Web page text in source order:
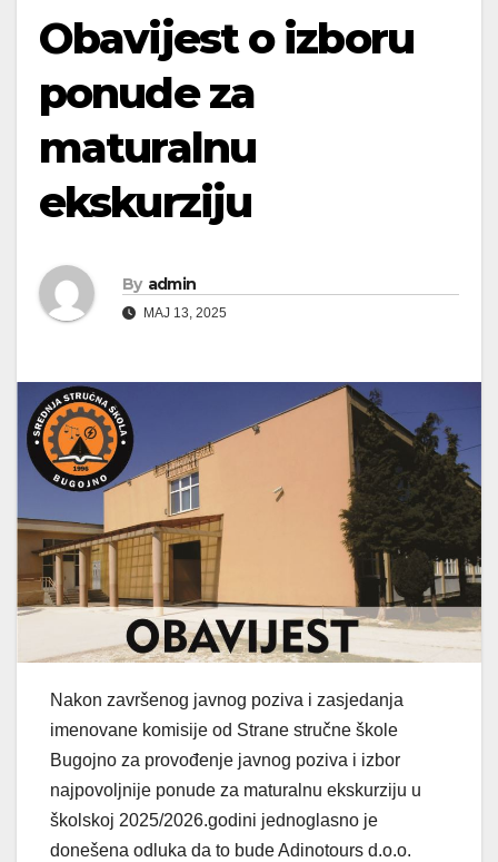
Obavijest o izboru
ponude za
maturalnu
ekskurziju
By admin
MAJ 13, 2025
Nakon završenog javnog poziva i zasjedanja
imenovane komisije od Strane stručne škole
Bugojno za provođenje javnog poziva i izbor
najpovoljnije ponude za maturalnu ekskurziju u
školskoj 2025/2026.godini jednoglasno je
donešena odluka da to bude Adinotours d.o.o.